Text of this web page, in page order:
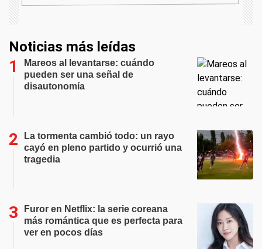
Noticias más leídas
Mareos al levantarse: cuándo
pueden ser una señal de
disautonomía
La tormenta cambió todo: un rayo
cayó en pleno partido y ocurrió una
tragedia
Furor en Netflix: la serie coreana
más romántica que es perfecta para
ver en pocos días